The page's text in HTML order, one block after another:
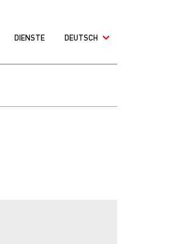
DIENSTE DEUTSCH